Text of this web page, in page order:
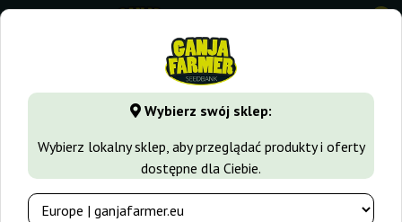
Wybierz swój sklep:
Wybierz lokalny sklep, aby przeglądać produkty i oferty
dostępne dla Ciebie.
0
GanjaFarmer.com.pl Seedbanki Anesia Seeds
Nasiona Marihuany Anesia Seeds